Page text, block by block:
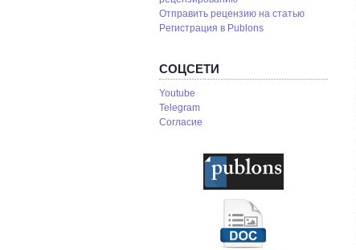
Отправить рецензию на статью
Pегистрация в Publons
СОЦСЕТИ
Youtube
Telegram
Согласие